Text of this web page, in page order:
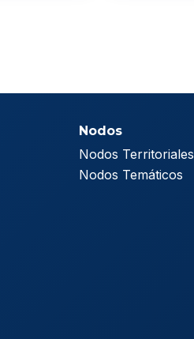
Nodos
Nodos Territoriales
Nodos Temáticos